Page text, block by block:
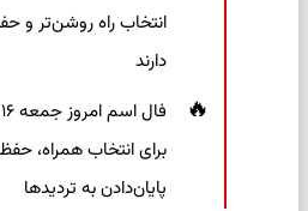
انتخاب راه روشن‌تر و
دارند
برای انتخاب همراه،
پایان‌دادن به تردیدها